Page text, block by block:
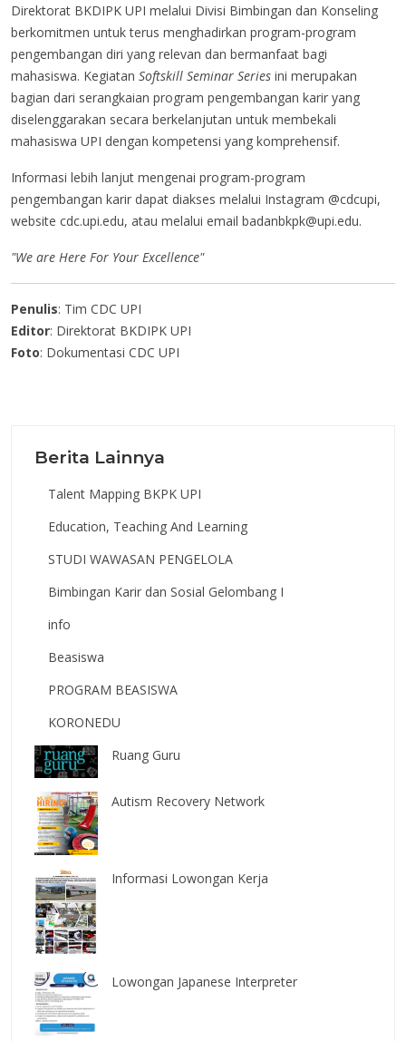
Direktorat BKDIPK UPI melalui Divisi Bimbingan dan Konseling
berkomitmen untuk terus menghadirkan program-program
pengembangan diri yang relevan dan bermanfaat bagi
mahasiswa. Kegiatan Softskill Seminar Series ini merupakan
bagian dari serangkaian program pengembangan karir yang
diselenggarakan secara berkelanjutan untuk membekali
mahasiswa UPI dengan kompetensi yang komprehensif.
Informasi lebih lanjut mengenai program-program
pengembangan karir dapat diakses melalui Instagram @cdcupi,
website cdc.upi.edu, atau melalui email badanbkpk@upi.edu.
"We are Here For Your Excellence"
Penulis: Tim CDC UPI
Editor: Direktorat BKDIPK UPI
Foto: Dokumentasi CDC UPI
Berita Lainnya
Talent Mapping BKPK UPI
Education, Teaching And Learning
STUDI WAWASAN PENGELOLA
Bimbingan Karir dan Sosial Gelombang I
info
Beasiswa
PROGRAM BEASISWA
KORONEDU
Ruang Guru
Autism Recovery Network
Informasi Lowongan Kerja
Lowongan Japanese Interpreter